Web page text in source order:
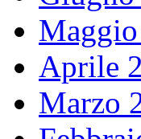
Aprile
Marzo